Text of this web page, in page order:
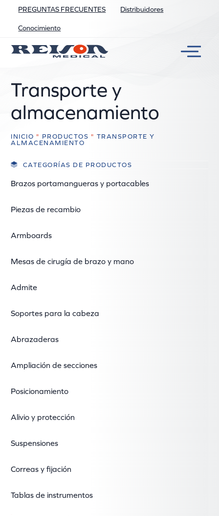
PREGUNTAS FRECUENTES Distribuidores
Conocimiento
Transporte y
almacenamiento
INICIO " PRODUCTOS " TRANSPORTE Y
ALMACENAMIENTO
CATEGORÍAS DE PRODUCTOS
Brazos portamangueras y portacables
Piezas de recambio
Armboards
Mesas de cirugía de brazo y mano
Admite
Soportes para la cabeza
Abrazaderas
Ampliación de secciones
Posicionamiento
Alivio y protección
Suspensiones
Correas y fijación
Tablas de instrumentos